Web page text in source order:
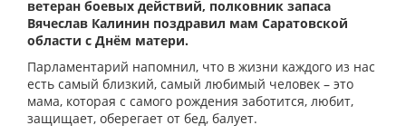
ветеран боевых действий, полковник запаса
Вячеслав Калинин поздравил мам Саратовской
области с Днём матери.
Парламентарий напомнил, что в жизни каждого из нас
есть самый близкий, самый любимый человек – это
мама, которая с самого рождения заботится, любит,
защищает, оберегает от бед, балует.